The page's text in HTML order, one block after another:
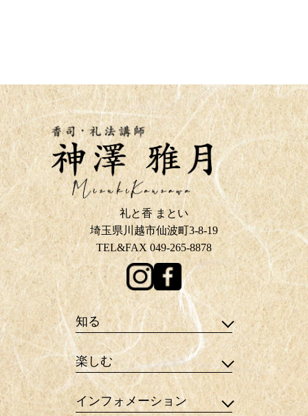
礼と香 まとい
埼玉県川越市仙波町3-8-19
TEL&FAX 049-265-8878
知る
楽しむ
インフォメーション